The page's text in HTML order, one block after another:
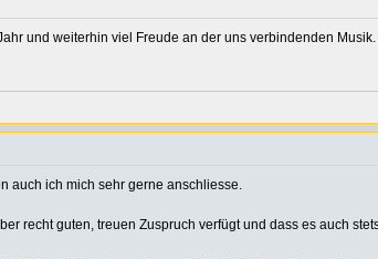
und weiterhin viel Freude an der uns verbindenden Musik.
auch ich mich sehr gerne anschliesse.
recht guten, treuen Zuspruch verfügt und dass es auch